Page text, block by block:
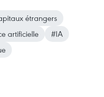
étrangers
artificielle
#IA